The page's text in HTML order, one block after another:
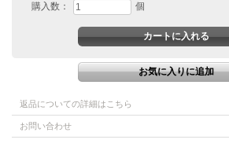
購入数： 個
返品についての詳細はこちら
お問い合わせ